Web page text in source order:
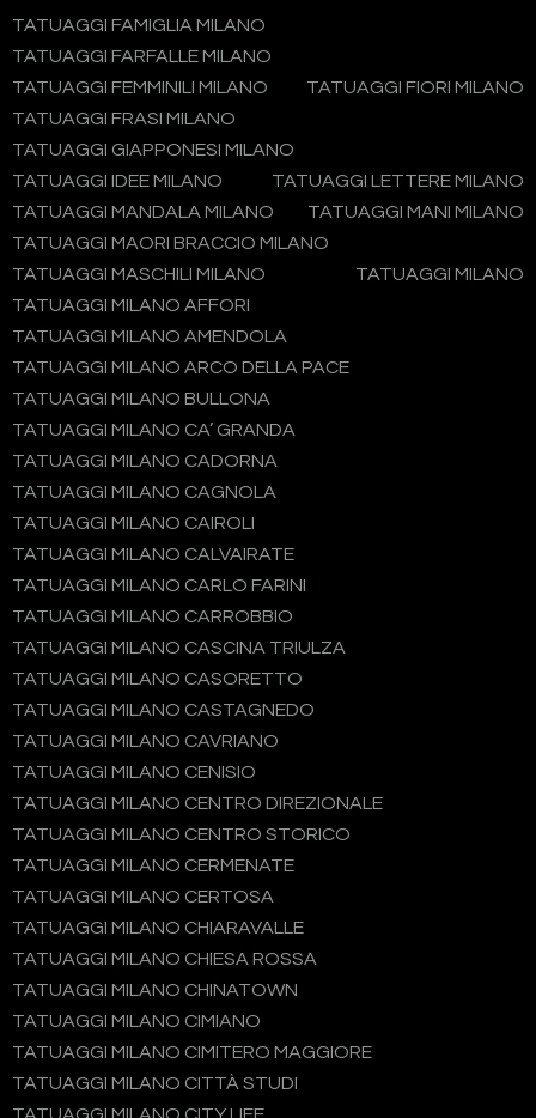
TATUAGGI FAMIGLIA MILANO
TATUAGGI FARFALLE MILANO
TATUAGGI FEMMINILI MILANO
TATUAGGI FIORI MILANO
TATUAGGI FRASI MILANO
TATUAGGI GIAPPONESI MILANO
TATUAGGI IDEE MILANO
TATUAGGI LETTERE MILANO
TATUAGGI MANDALA MILANO
TATUAGGI MANI MILANO
TATUAGGI MAORI BRACCIO MILANO
TATUAGGI MASCHILI MILANO
TATUAGGI MILANO
TATUAGGI MILANO AFFORI
TATUAGGI MILANO AMENDOLA
TATUAGGI MILANO ARCO DELLA PACE
TATUAGGI MILANO BULLONA
TATUAGGI MILANO CA’ GRANDA
TATUAGGI MILANO CADORNA
TATUAGGI MILANO CAGNOLA
TATUAGGI MILANO CAIROLI
TATUAGGI MILANO CALVAIRATE
TATUAGGI MILANO CARLO FARINI
TATUAGGI MILANO CARROBBIO
TATUAGGI MILANO CASCINA TRIULZA
TATUAGGI MILANO CASORETTO
TATUAGGI MILANO CASTAGNEDO
TATUAGGI MILANO CAVRIANO
TATUAGGI MILANO CENISIO
TATUAGGI MILANO CENTRO DIREZIONALE
TATUAGGI MILANO CENTRO STORICO
TATUAGGI MILANO CERMENATE
TATUAGGI MILANO CERTOSA
TATUAGGI MILANO CHIARAVALLE
TATUAGGI MILANO CHIESA ROSSA
TATUAGGI MILANO CHINATOWN
TATUAGGI MILANO CIMIANO
TATUAGGI MILANO CIMITERO MAGGIORE
TATUAGGI MILANO CITTÀ STUDI